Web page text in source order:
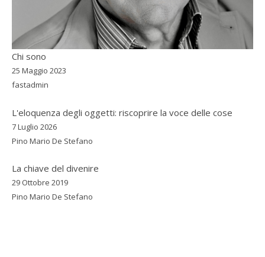
Chi sono
25 Maggio 2023
fastadmin
L'eloquenza degli oggetti: riscoprire la voce delle cose
7 Luglio 2026
Pino Mario De Stefano
La chiave del divenire
29 Ottobre 2019
Pino Mario De Stefano